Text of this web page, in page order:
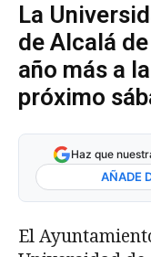
La
de Alcalá
año más a
próximo
Haz que
AÑADE
El